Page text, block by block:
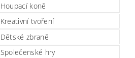
Houpací koně
Kreativní tvoření
Dětské zbraně
Společenské hry